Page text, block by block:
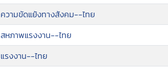
ความขัดแย้งทางสังคม--ไทย
สหภาพแรงงาน--ไทย
แรงงาน--ไทย